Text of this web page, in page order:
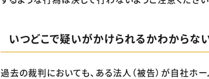
いつどこで疑いがかけられるかわからな
過去の裁判においても、ある法人（被告）が自社ホ